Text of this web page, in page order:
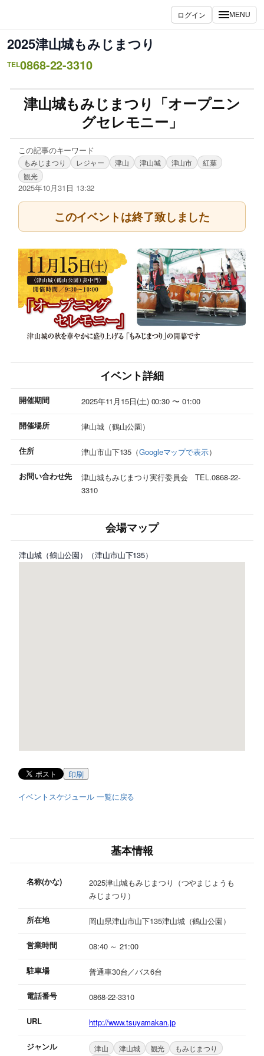
ログイン MENU
2025津山城もみじまつり
TEL0868-22-3310
津山城もみじまつり「オープニン
グセレモニー」
この記事のキーワード
もみじまつり レジャー 津山 津山城 津山市
紅葉
観光
2025年10月31日 13:32
このイベントは終了致しました
イベント詳細
開催期間 2025年11月15日(土) 00:30 〜 01:00
開催場所 津山城（鶴山公園）
住所 津山市山下135（Googleマップで表示）
お問い合わせ先
津山城もみじまつり実行委員会 TEL.0868-22-
3310
会場マップ
津山城（鶴山公園）（津山市山下135）
印刷
イベントスケジュール 一覧に戻る
基本情報
名称(かな)
2025津山城もみじまつり（つやまじょうも
みじまつり）
所在地 岡山県津山市山下135津山城（鶴山公園）
営業時間 08:40 ～ 21:00
駐車場 普通車30台／バス6台
電話番号 0868-22-3310
URL http://www.tsuyamakan.jp
ジャンル 津山 津山城 観光 もみじまつり